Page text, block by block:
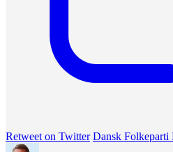
Retweet on Twitter Dansk Folkeparti